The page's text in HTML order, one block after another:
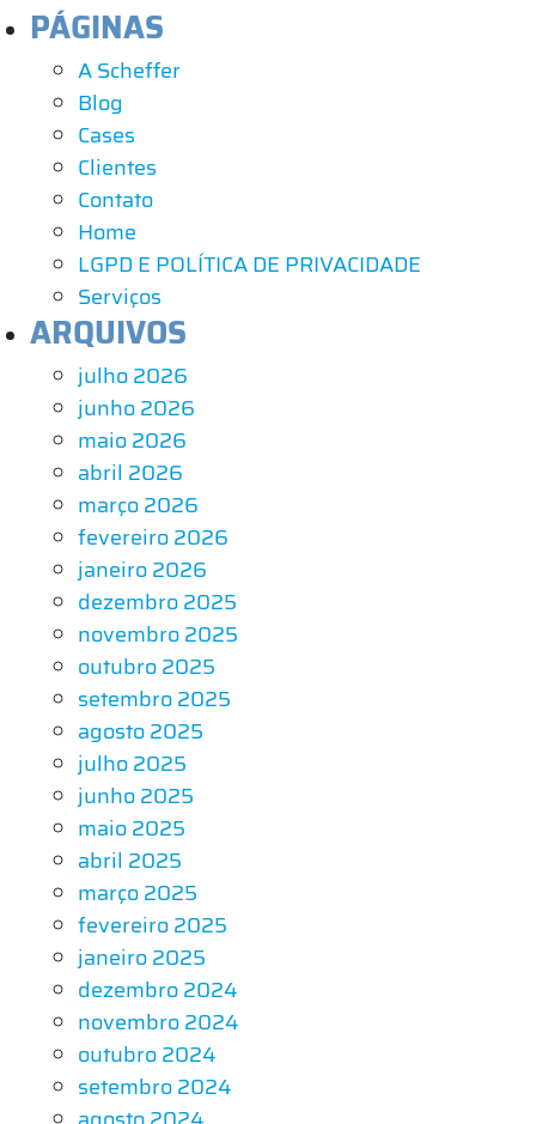
PÁGINAS
A Scheffer
Blog
Cases
Clientes
Contato
Home
LGPD E POLÍTICA DE PRIVACIDADE
Serviços
ARQUIVOS
julho 2026
junho 2026
maio 2026
abril 2026
março 2026
fevereiro 2026
janeiro 2026
dezembro 2025
novembro 2025
outubro 2025
setembro 2025
agosto 2025
julho 2025
junho 2025
maio 2025
abril 2025
março 2025
fevereiro 2025
janeiro 2025
dezembro 2024
novembro 2024
outubro 2024
setembro 2024